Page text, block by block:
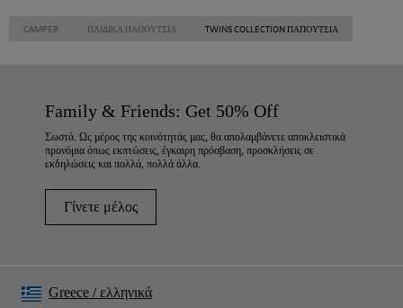
CAMPER ΠΑΙΔΙΚΑ ΠΑΠΟΎΤΣΙΑ TWINS COLLECTION ΠΑΠΟΎΤΣΙΑ
Family & Friends: Get 50% Off
Σωστά. Ως μέρος της κοινότητάς μας, θα απολαμβάνετε αποκλειστικά
προνόμια όπως εκπτώσεις, έγκαιρη πρόσβαση, προσκλήσεις σε
εκδηλώσεις και πολλά, πολλά άλλα.
Γίνετε μέλος
Greece /ελληνικά